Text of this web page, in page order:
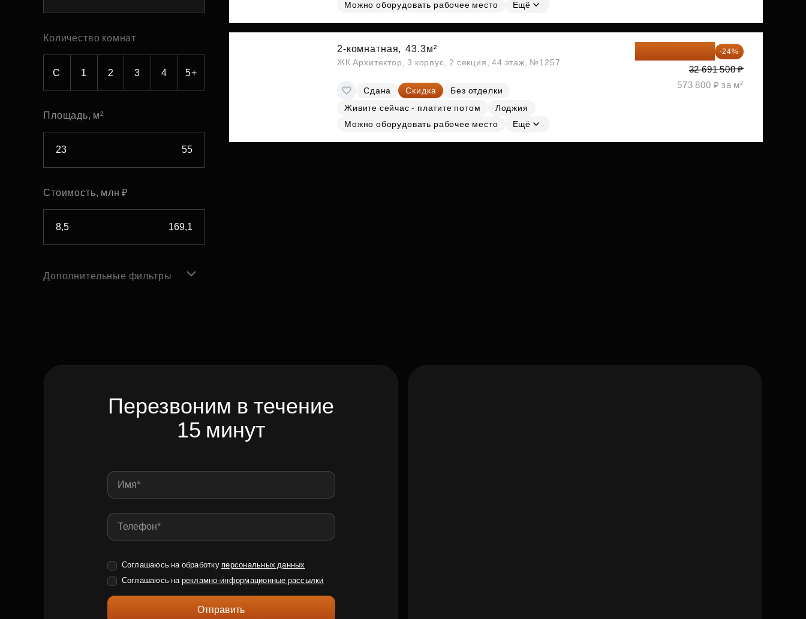
Рефинансирование
Субсидии
Количество комнат
С 1 2 3 4 5+
Площадь, м²
Стоимость, млн ₽
Дополнительные фильтры
Можно оборудовать рабочее место
Ещё
2-комнатная, 43.3м²
ЖК Архитектор, 3 корпус, 2 секция, 44 этаж, №1257
Сдана Скидка
Без отделки
Живите сейчас - платите потом
Лоджия
Можно оборудовать рабочее место
Ещё
-24%
32 691 500 ₽
573 800 ₽ за м²
Перезвоним в течение
15 минут
Соглашаюсь на обработку персональных данных
Соглашаюсь на рекламно-информационные рассылки
Отправить